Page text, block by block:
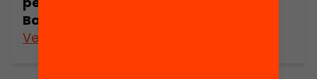
Barcelona-Ciutat
Veure’n més